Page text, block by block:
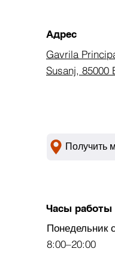
Адрес
Gavrila
Susanj, 85000
Получить
Часы работы
Понедельник
8:00–20:00